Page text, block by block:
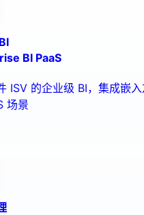
BI PaaS
ISV 的企业级 BI，集成嵌
场景